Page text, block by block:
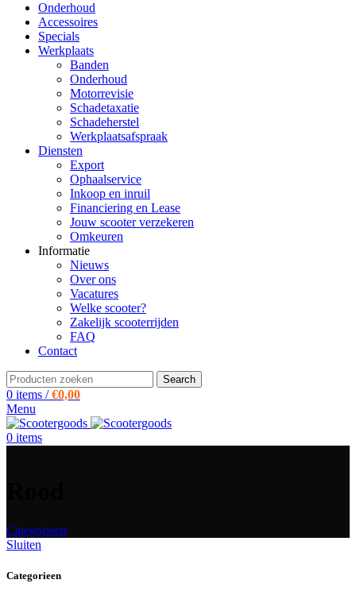
Onderhoud
Accessoires
Specials
Werkplaats
Banden
Onderhoud
Motorrevisie
Schadetaxatie
Schadeherstel
Werkplaatsafspraak
Diensten
Export
Ophaalservice
Inkoop en inruil
Financiering en Lease
Jouw scooter verzekeren
Omkeuren
Informatie
Nieuws
Over ons
Vacatures
Welke scooter?
Zakelijk scooterrijden
FAQ
Contact
Search
0 items / €0,00
Menu
0 items
Categorieen
Sluiten
Categorieen